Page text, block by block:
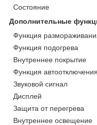
Состояние
Дополнительные
Функция
Функция подогрева
Внутреннее покрытие
Функция автоотключения
Звуковой сигнал
Дисплей
Защита от перегрева
Внутреннее освещение